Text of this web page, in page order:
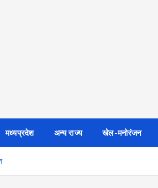
मध्यप्रदेश अन्य राज्य खेल-मनोरंजन